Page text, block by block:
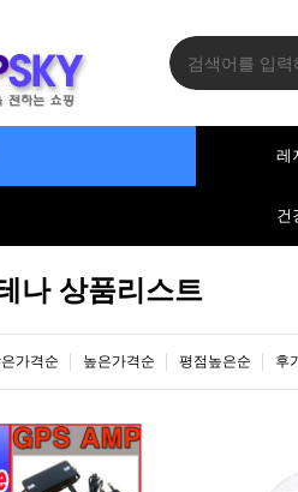
레
건
나 상품리스트
가격순 높은가격순 평점높은순 후